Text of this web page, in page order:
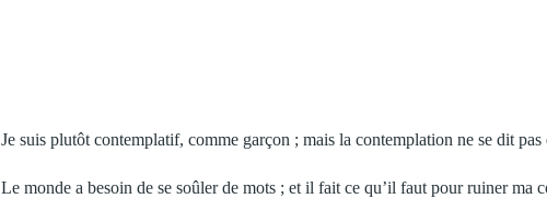
Je suis plutôt contemplatif, comme garçon ; mais la contemplation ne se dit pas
Le monde a besoin de se soûler de mots ; et il fait ce qu’il faut pour ruiner ma